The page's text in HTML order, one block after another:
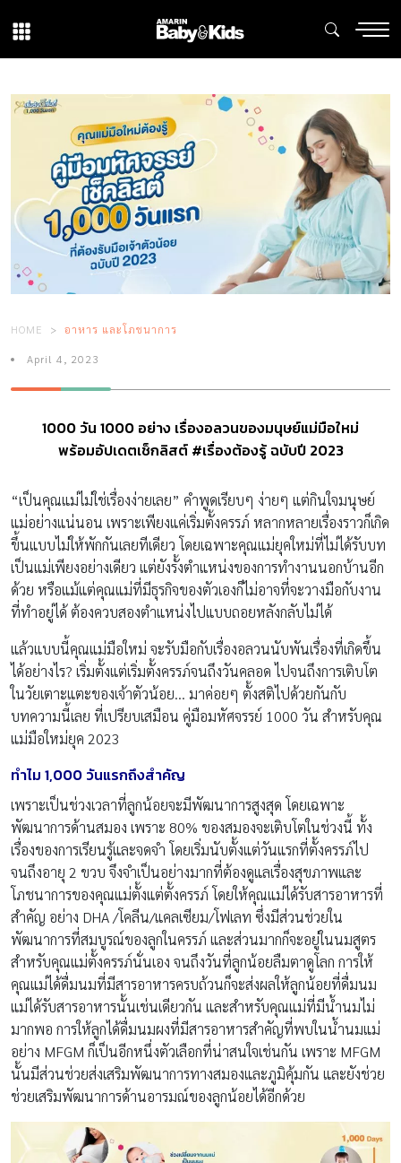
HOME อาหาร และโภชนาการ
April 4, 2023
1000 วัน 1000 อย่าง เรื่องอลวนของมนุษย์แม่มือใหม่
พร้อมอัปเดตเช็กลิสต์ #เรื่องต้องรู้ ฉบับปี 2023
“เป็นคุณแม่ไม่ใช่เรื่องง่ายเลย” คำพูดเรียบๆ ง่ายๆ แต่กินใจมนุษย์
แม่อย่างแน่นอน เพราะเพียงแค่เริ่มตั้งครรภ์ หลากหลายเรื่องราวก็เกิด
ขึ้นแบบไม่ให้พักกันเลยทีเดียว โดยเฉพาะคุณแม่ยุคใหม่ที่ไม่ได้รับบท
เป็นแม่เพียงอย่างเดียว แต่ยังรั้งตำแหน่งของการทำงานนอกบ้านอีก
ด้วย หรือแม้แต่คุณแม่ที่มีธุรกิจของตัวเองก็ไม่อาจที่จะวางมือกับงาน
ที่ทำอยู่ได้ ต้องควบสองตำแหน่งไปแบบถอยหลังกลับไม่ได้
แล้วแบบนี้คุณแม่มือใหม่ จะรับมือกับเรื่องอลวนนับพันเรื่องที่เกิดขึ้น
ได้อย่างไร? เริ่มตั้งแต่เริ่มตั้งครรภ์จนถึงวันคลอด ไปจนถึงการเติบโต
ในวัยเตาะแตะของเจ้าตัวน้อย… มาค่อยๆ ตั้งสติไปด้วยกันกับ
บทความนี้เลย ที่เปรียบเสมือน คู่มือมหัศจรรย์ 1000 วัน สำหรับคุณ
แม่มือใหม่ยุค 2023
ทำไม 1,000 วันแรกถึงสำคัญ
เพราะเป็นช่วงเวลาที่ลูกน้อยจะมีพัฒนาการสูงสุด โดยเฉพาะ
พัฒนาการด้านสมอง เพราะ 80% ของสมองจะเติบโตในช่วงนี้ ทั้ง
เรื่องของการเรียนรู้และจดจำ โดยเริ่มนับตั้งแต่วันแรกที่ตั้งครรภ์ไป
จนถึงอายุ 2 ขวบ จึงจำเป็นอย่างมากที่ต้องดูแลเรื่องสุขภาพและ
โภชนาการของคุณแม่ตั้งแต่ตั้งครรภ์ โดยให้คุณแม่ได้รับสารอาหารที่
สำคัญ อย่าง DHA /โคลีน/แคลเซียม/โฟเลท ซึ่งมีส่วนช่วยใน
พัฒนาการที่สมบูรณ์ของลูกในครรภ์ และส่วนมากก็จะอยู่ในนมสูตร
สำหรับคุณแม่ตั้งครรภ์นั่นเอง จนถึงวันที่ลูกน้อยลืมตาดูโลก การให้
คุณแม่ได้ดื่มนมที่มีสารอาหารครบถ้วนก็จะส่งผลให้ลูกน้อยที่ดื่มนม
แม่ได้รับสารอาหารนั้นเช่นเดียวกัน และสำหรับคุณแม่ที่มีน้ำนมไม่
มากพอ การให้ลูกได้ดื่มนมผงที่มีสารอาหารสำคัญที่พบในน้ำนมแม่
อย่าง MFGM ก็เป็นอีกหนึ่งตัวเลือกที่น่าสนใจเช่นกัน เพราะ MFGM
นั้นมีส่วนช่วยส่งเสริมพัฒนาการทางสมองและภูมิคุ้มกัน และยังช่วย
ช่วยเสริมพัฒนาการด้านอารมณ์ของลูกน้อยได้อีกด้วย